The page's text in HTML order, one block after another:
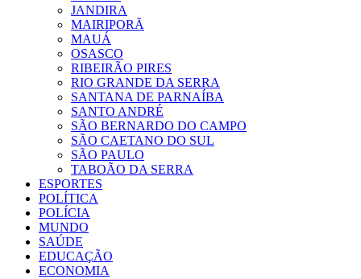
JANDIRA
MAIRIPORÃ
MAUÁ
OSASCO
RIBEIRÃO PIRES
RIO GRANDE DA SERRA
SANTANA DE PARNAÍBA
SANTO ANDRÉ
SÃO BERNARDO DO CAMPO
SÃO CAETANO DO SUL
SÃO PAULO
TABOÃO DA SERRA
ESPORTES
POLÍTICA
POLÍCIA
MUNDO
SAÚDE
EDUCAÇÃO
ECONOMIA